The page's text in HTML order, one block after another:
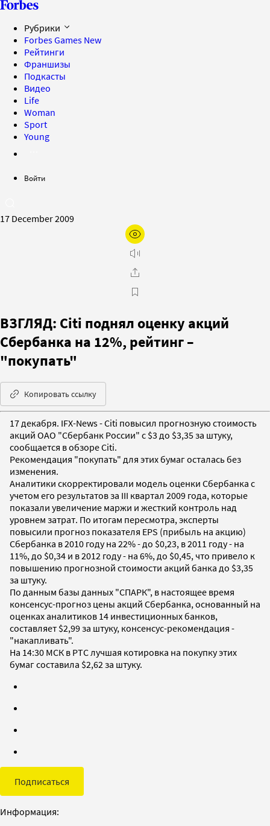
Рубрики
Forbes Games New
Рейтинги
Франшизы
Подкасты
Видео
Life
Woman
Sport
Young
Войти
17 December 2009
ВЗГЛЯД: Citi поднял оценку акций
Сбербанка на 12%, рейтинг –
"покупать"
Копировать ссылку
17 декабря. IFX-News - Citi повысил прогнозную стоимость
акций ОАО "Сбербанк России" с $3 до $3,35 за штуку,
сообщается в обзоре Citi.
Рекомендация "покупать" для этих бумаг осталась без
изменения.
Аналитики скорректировали модель оценки Сбербанка с
учетом его результатов за III квартал 2009 года, которые
показали увеличение маржи и жесткий контроль над
уровнем затрат. По итогам пересмотра, эксперты
повысили прогноз показателя EPS (прибыль на акцию)
Сбербанка в 2010 году на 22% - до $0,23, в 2011 году - на
11%, до $0,34 и в 2012 году - на 6%, до $0,45, что привело к
повышению прогнозной стоимости акций банка до $3,35
за штуку.
По данным базы данных "СПАРК", в настоящее время
консенсус-прогноз цены акций Сбербанка, основанный на
оценках аналитиков 14 инвестиционных банков,
составляет $2,99 за штуку, консенсус-рекомендация -
"накапливать".
На 14:30 МСК в РТС лучшая котировка на покупку этих
бумаг составила $2,62 за штуку.
Подписаться
Информация: